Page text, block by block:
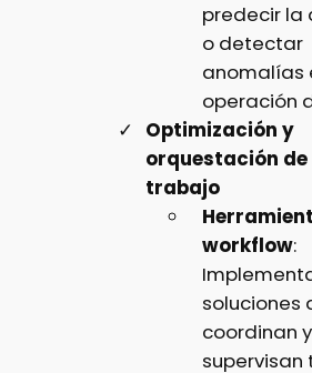
predecir la
o detectar
anomalías
operación
Optimización y
orquestación de
trabajo
workflow:
soluciones
coordinan y
supervisan